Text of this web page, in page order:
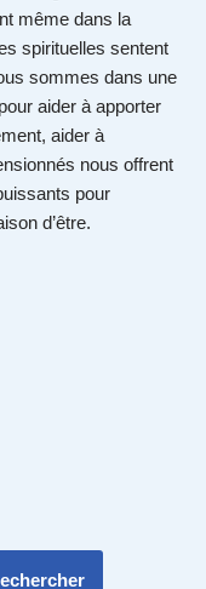
même dans la
spirituelles sentent
sommes dans une
aider à apporter
aider à
nous offrent
pour
d’être.